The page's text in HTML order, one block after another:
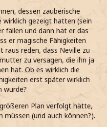
dessen zauberische
wirklich gezeigt hatten (sein
fallen und dann hat er das
er magische Fähigkeiten
reden, dass Neville zu
zu versagen, die ihn ja
hat. Ob es wirklich die
erst später wirklich
wurde?
Plan verfolgt hätte,
(und auch können?).